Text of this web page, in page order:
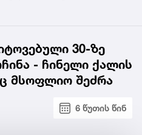
30-ზე
- ჩინელი ქალის
მსოფლიო შეძრა
6 წუთის წინ